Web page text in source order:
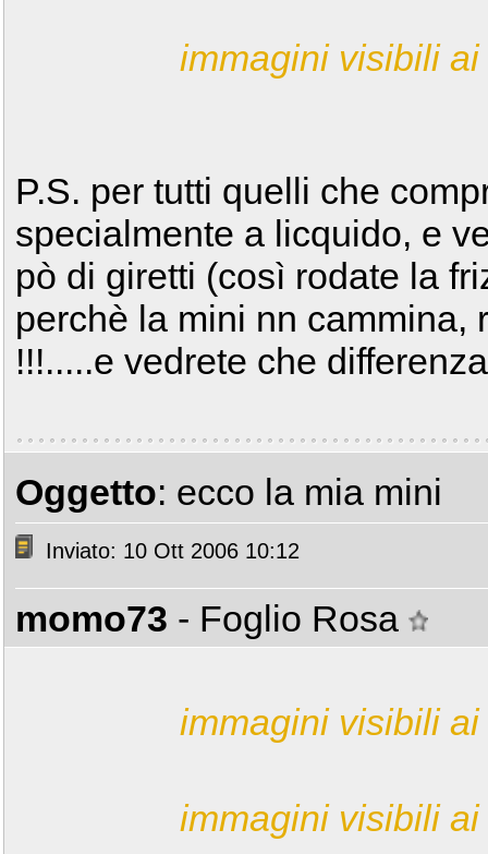
immagini visibili
P.S. per tutti quelli che
specialmente a licquido, e
pò di giretti (così rodate la
perchè la mini nn cammina,
!!!.....e vedrete che
Oggetto: ecco la mia mini
Inviato: 10 Ott 2006 10:12
momo73 - Foglio Rosa
immagini visibili
immagini visibili